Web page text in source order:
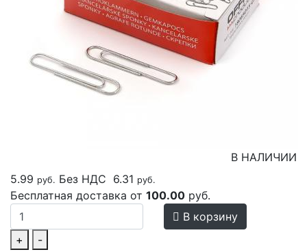
В НАЛИЧИИ
5.99 руб. Без НДС 6.31 руб.
Бесплатная доставка от 100.00 руб.
+ -
В корзину